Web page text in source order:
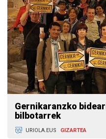
Gernikaranzko
bilbotarrek
URIOLA.EUS GIZARTEA